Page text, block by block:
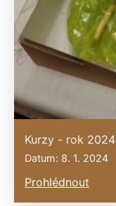
Kurzy - rok 2024
Datum: 8. 1. 2024
Prohlédnout